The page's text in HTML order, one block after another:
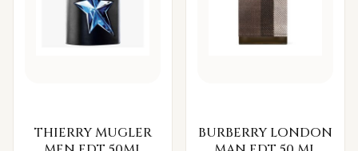
THIERRY MUGLER
BURBERRY LONDON